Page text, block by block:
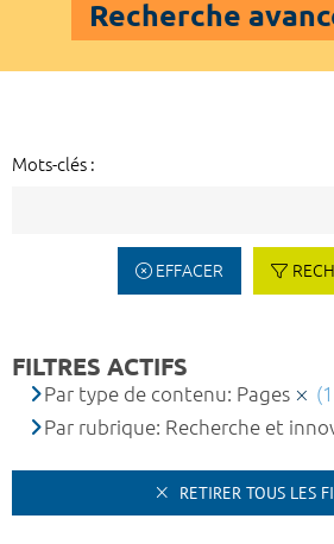
Recherche
Mots-clés :
EFFACER
FILTRES ACTIFS
Par type de contenu: Pages
Par rubrique: Recherche et
RETIRER TOUS LES